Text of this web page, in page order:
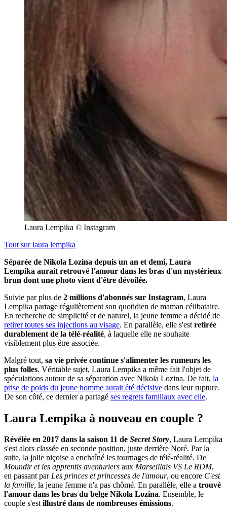
Laura Lempika © Instagram
Tout surlaura lempika
Séparée de Nikola Lozina depuis un an et demi, Laura
Lempika aurait retrouvé l'amour dans les bras d'un mystérieux
brun dont une photo vient d'être dévoilée.
Suivie par plus de 2 millions d'abonnés sur Instagram, Laura
Lempika partage régulièrement son quotidien de maman célibataire.
En recherche de simplicité et de naturel, la jeune femme a décidé de
retirer toutes ses injections au visage. En parallèle, elle s'est retirée
durablement de la télé-réalité, à laquelle elle ne souhaite
visiblement plus être associée.
Malgré tout, sa vie privée continue s'alimenter les rumeurs les
plus folles. Véritable sujet, Laura Lempika a même fait l'objet de
spéculations autour de sa séparation avec Nikola Lozina. De fait, la
prise de poids du jeune homme aurait été décisive dans leur rupture.
De son côté, ce dernier a partagé ses regrets familiaux avec elle.
Laura Lempika à nouveau en couple ?
Révélée en 2017 dans la saison 11 de Secret Story, Laura Lempika
s'est alors classée en seconde position, juste derrière Noré. Par la
suite, la jolie niçoise a enchaîné les tournages de télé-réalité. De
Moundir et les apprentis aventuriers aux Marseillais VS Le RDM,
en passant parLes princes et princesses de l'amour, ou encore C'est
la famille, la jeune femme n'a pas chômé. En parallèle, elle a trouvé
l'amour dans les bras du belge Nikola Lozina. Ensemble, le
couple s'estillustré dans de nombreuses émissions.